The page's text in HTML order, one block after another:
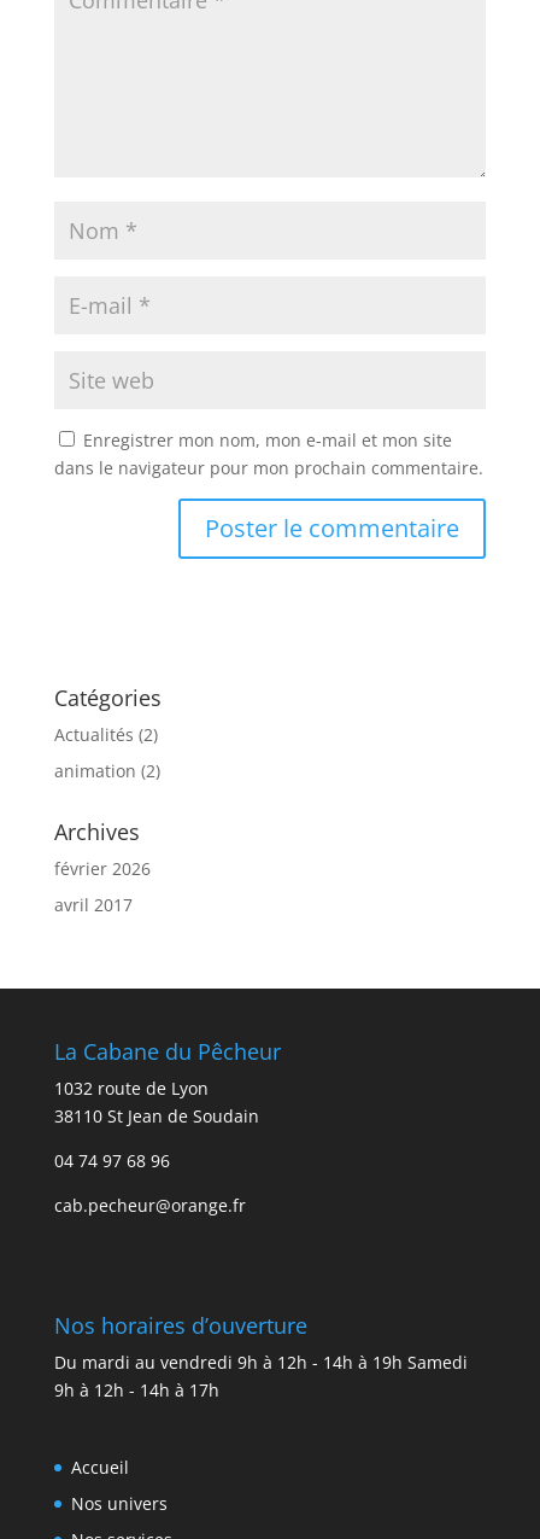
Enregistrer mon nom, mon e-mail et mon site
dans le navigateur pour mon prochain commentaire.
Catégories
Actualités (2)
animation (2)
Archives
février 2026
avril 2017
La Cabane du Pêcheur
1032 route de Lyon
38110 St Jean de Soudain
04 74 97 68 96
cab.pecheur@orange.fr
Nos horaires d’ouverture
Du mardi au vendredi 9h à 12h - 14h à 19h Samedi
9h à 12h - 14h à 17h
Accueil
Nos univers